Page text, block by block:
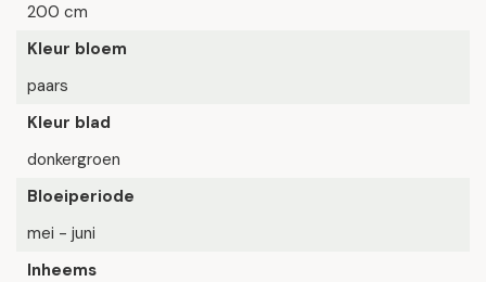
200 cm
Kleur bloem
paars
Kleur blad
donkergroen
Bloeiperiode
mei - juni
Inheems